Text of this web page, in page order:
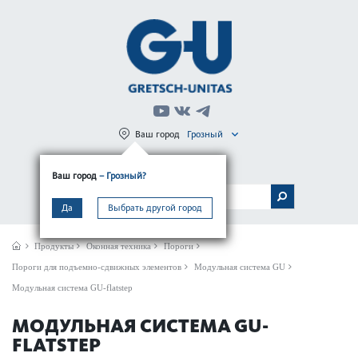
Ваш город – Грозный?
Да Выбрать другой город
Ваш город Грозный
МЕНЮ
Продукты Оконная техника Пороги
Пороги для подъемно-сдвижных элементов Модульная система GU
Модульная система GU-flatstep
МОДУЛЬНАЯ СИСТЕМА GU-
FLATSTEP